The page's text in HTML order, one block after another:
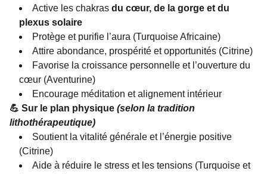
Active les chakras du cœur, de la gorge et du
plexus solaire
Protège et purifie l’aura (Turquoise Africaine)
Attire abondance, prospérité et opportunités (Citrine)
Favorise la croissance personnelle et l’ouverture du
cœur (Aventurine)
Encourage méditation et alignement intérieur
💪 Sur le plan physique (selon la tradition
lithothérapeutique)
Soutient la vitalité générale et l’énergie positive
(Citrine)
Aide à réduire le stress et les tensions (Turquoise et